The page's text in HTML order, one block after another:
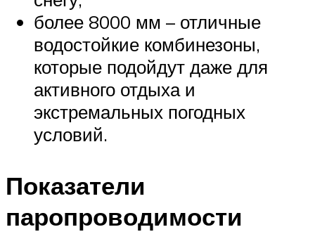
более 8000 мм – отличные
водостойкие комбинезоны,
которые подойдут даже для
активного отдыха и
экстремальных погодных
условий.
Показатели
паропроводимости